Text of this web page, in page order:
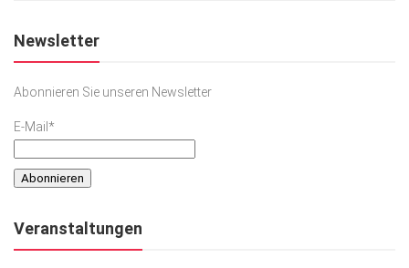
SACHSEN IN PARIS
Newsletter
Abonnieren Sie unseren Newsletter
E-Mail*
Veranstaltungen